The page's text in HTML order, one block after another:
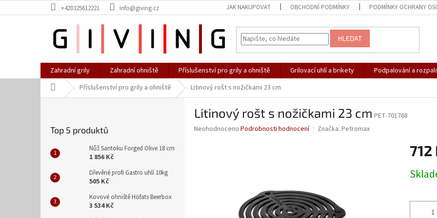
na
+420325612221 info@giving.cz JAK NAKUPOVAT OBCHODNÍ PODMÍNKY PODMÍNKY OCHRANY
HLEDAT
Zahradní grily Zahradní ohniště Příslušenství pro grily a ohniště Grilovací uhlí a brikety Podpalování a
Domů Příslušenství pro grily a ohniště Litinový rošt s nožičkami 23 cm
Top 5 produktů
Nůž Santoku Forged Olive 18 cm
1 856 Kč
Dřevěné profi Gastro uhlí 10kg
505 Kč
Kovové ohniště Höfats Beerbox
3 534 Kč
Litinový rošt s nožičkami 23 cm PET-701768
Průměrné
Neohodnoceno Podrobnosti hodnocení Značka: Petromax
712
cena: